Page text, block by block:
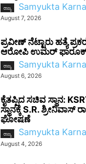
ರಾಜ್ಯ Samyukta
August 7, 2026
ಪ್ರವೀಣ್ ನೆಟ್ಟಾರು ಹತ್ಯೆ
ಆರೋಪಿ ಉಮರ್
ರಾಜ್ಯ Samyukta
August 6, 2026
ಕೈತಪ್ಪಿದ ಸಚಿವ ಸ್ಥಾನ:
ಸ್ಥಾನಕ್ಕೆ S.R. ಶ್ರೀನಿವಾಸ್
ಘೋಷಣೆ
ರಾಜ್ಯ Samyukta
August 4, 2026